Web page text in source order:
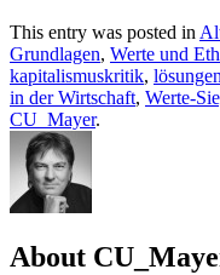
This entry was posted in
Grundlagen, Werte und
kapitalismuskritik, lösungen
in der Wirtschaft, Werte-
CU_Mayer.
About